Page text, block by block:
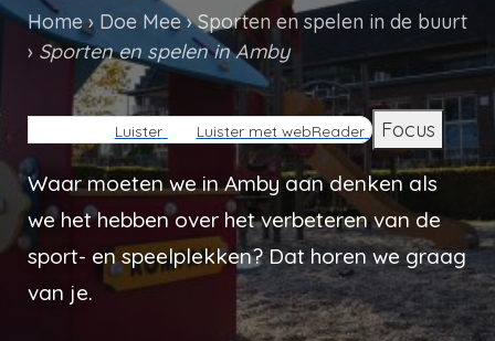
Kruimelpad
Home Doe Mee
Sporten en spelen in de buurt
Sporten en spelen in Amby
Luister Luister met webReader Focus
Waar moeten we in Amby aan denken als
we het hebben over het verbeteren van de
sport- en speelplekken? Dat horen we graag
van je.